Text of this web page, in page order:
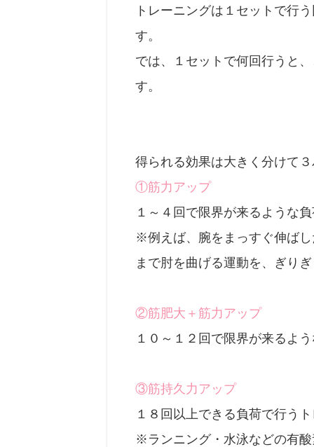
トレーニングは １セットで行
す。
では、１セットで何回行うと
す。
得られる効果は大きく分けて
①筋力アップ
１～４回で限界が来るような
※例えば、腕をまっすぐ伸ば
まで肘を曲げる運動を、ぎり
②筋肥大＋筋力アップ
１０～１２回で限界が来るよ
③筋持久力アップ
１８回以上できる負荷で行う
※ランニング・水泳などの有